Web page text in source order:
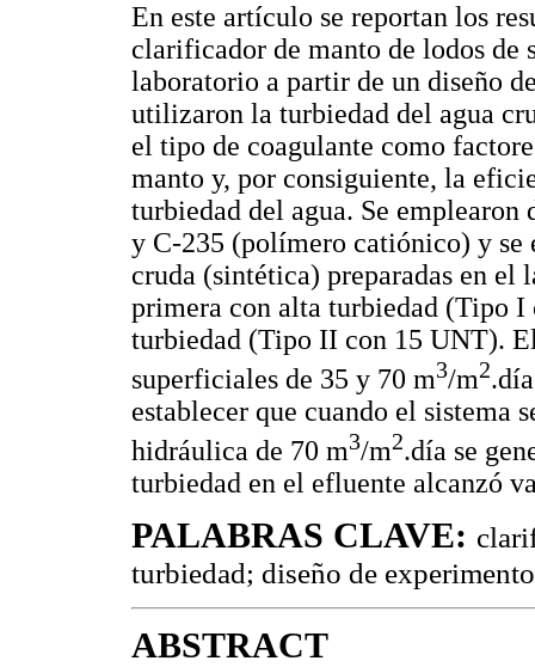
En este artículo se reportan los
clarificador de manto de lodos de
laboratorio a partir de un diseño
utilizaron la turbiedad del agua
el tipo de coagulante como
manto y, por consiguiente, la
turbiedad del agua. Se
y C-235 (polímero catiónico) y se
cruda (sintética) preparadas en
primera con alta turbiedad (Tipo
turbiedad (Tipo II con 15 UNT).
superficiales de 35 y 70 m3/m2
establecer que cuando el sistema
hidráulica de 70 m3/m2.día se
turbiedad en el efluente alcanzó
PALABRAS CLAVE:
turbiedad; diseño de
ABSTRACT